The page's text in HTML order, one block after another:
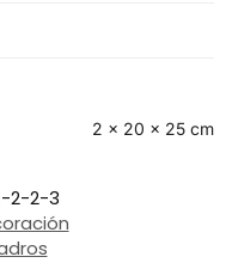
2 × 20 × 25 cm
2-2-3